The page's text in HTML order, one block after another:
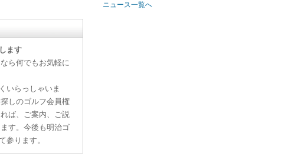
ニュース一覧へ
ます
ら何でもお気軽に
いらっしゃいま
しのゴルフ会員権
ば、ご案内、ご説
す。今後も明治ゴ
参ります。